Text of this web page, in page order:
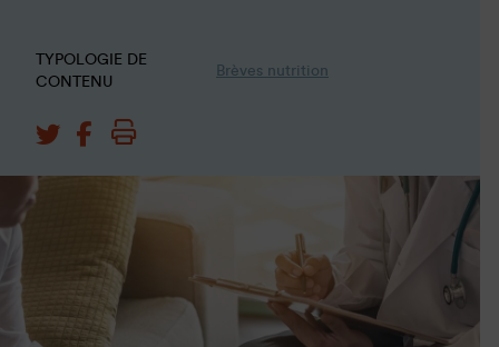
TYPOLOGIE DE
CONTENU
Brèves nutrition